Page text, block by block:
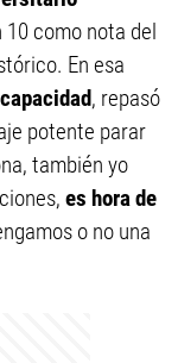
10 como nota del
En esa
, repasó
potente parar
también yo
es hora de
o no una